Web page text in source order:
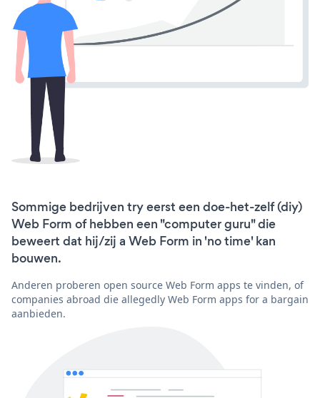
Sommige bedrijven try eerst een doe-het-zelf (diy)
Web Form of hebben een "computer guru" die
beweert dat hij/zij a Web Form in 'no time' kan
bouwen.
Anderen proberen open source Web Form apps te vinden, of
companies abroad die allegedly Web Form apps for a bargain
aanbieden.